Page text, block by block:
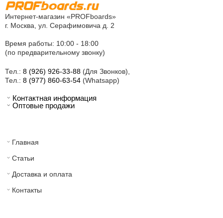
Интернет-магазин «PROFboards»
г. Москва, ул. Серафимовича д. 2
Время работы: 10:00 - 18:00
(по предварительному звонку)
Тел.: 8 (926) 926-33-88 (Для Звонков),
Тел.: 8 (977) 860-63-54 (Whatsapp)
Контактная информация
Оптовые продажи
Главная
Статьи
Доставка и оплата
Контакты